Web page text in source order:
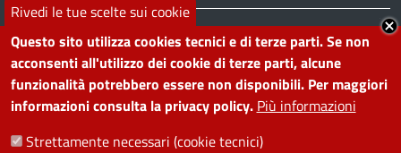
Rivedi le tue scelte sui cookie
Questo sito utilizza cookies tecnici e di terze parti. Se non
acconsenti all'utilizzo dei cookie di terze parti, alcune
funzionalità potrebbero essere non disponibili. Per maggiori
informazioni consulta la privacy policy. Più informazioni
Strettamente necessari (cookie tecnici)
FacebookInstagram
YouTubeTelegramWhatsApp
TwitterLinkedin
PRIVACY
Useful links section
La Privacy nel Comune